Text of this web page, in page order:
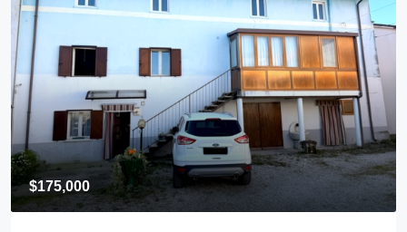
$175,000